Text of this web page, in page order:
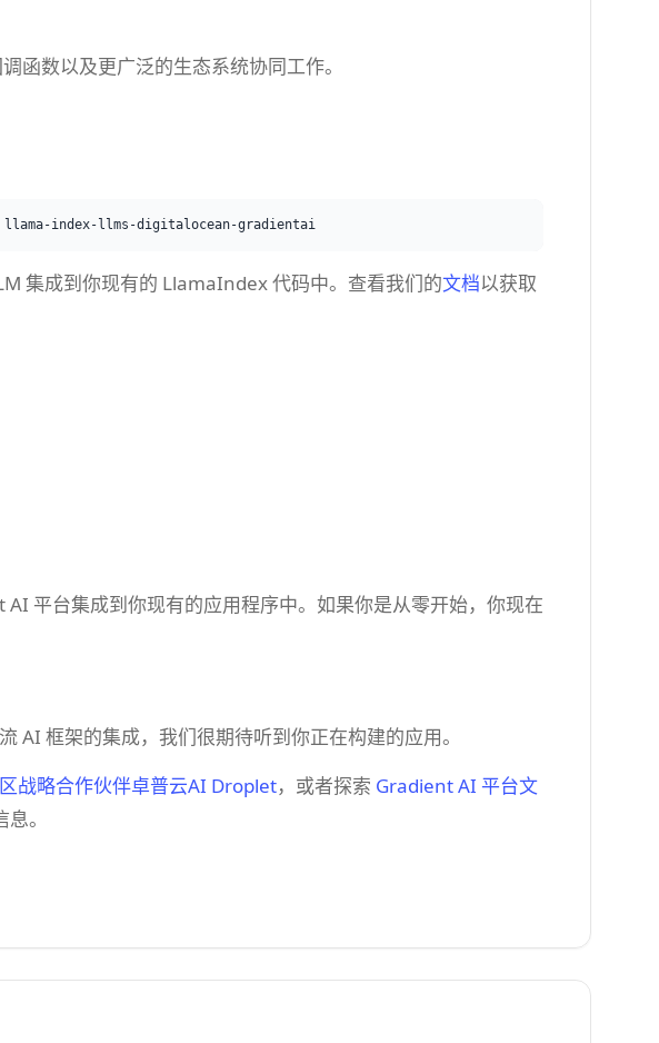
函数以及更广泛的生态系统协同工作。
集成到你现有的 LlamaIndex 代码中。查看我们的文档以获取
平台集成到你现有的应用程序中。如果你是从零开始，你现在
框架的集成，我们很期待听到你正在构建的应用。
战略合作伙伴卓普云AI Droplet，或者探索 Gradient AI 平台文
。